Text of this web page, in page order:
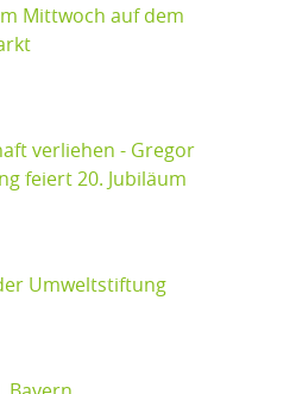
Mittwoch auf dem
verliehen - Gregor
feiert 20. Jubiläum
Umweltstiftung